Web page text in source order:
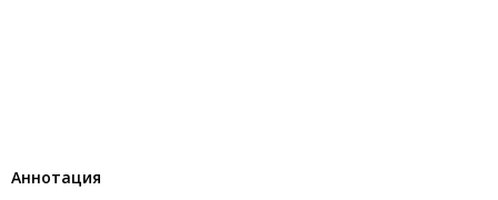
Aннотация